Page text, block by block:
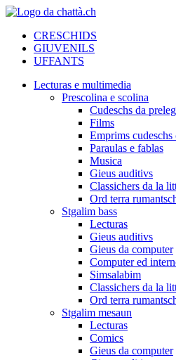
CRESCHIDS
GIUVENILS
UFFANTS
Lecturas e multimedia
Prescolina e scolina
Cudeschs da
Films
Emprims cudeschs
Paraulas e fablas
Musica
Gieus auditivs
Classichers da la
Ord terra
Stgalim bass
Lecturas
Gieus auditivs
Gieus da computer
Computer ed
Simsalabim
Classichers da la
Ord terra
Stgalim mesaun
Lecturas
Comics
Gieus da computer